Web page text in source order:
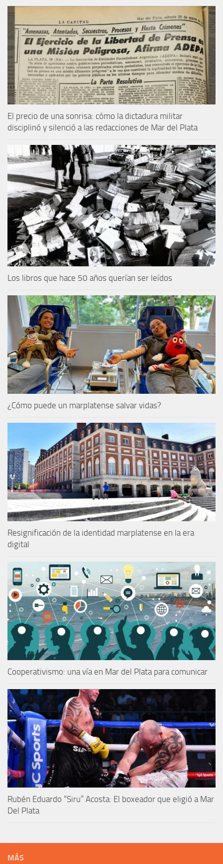
El precio de una sonrisa: cómo la dictadura militar
disciplinó y silenció a las redacciones de Mar del Plata
Los libros que hace 50 años querían ser leídos
¿Cómo puede un marplatense salvar vidas?
Resignificación de la identidad marplatense en la era
digital
Cooperativismo: una vía en Mar del Plata para comunicar
Rubén Eduardo “Siru” Acosta: El boxeador que eligió a Mar
Del Plata
MÁS